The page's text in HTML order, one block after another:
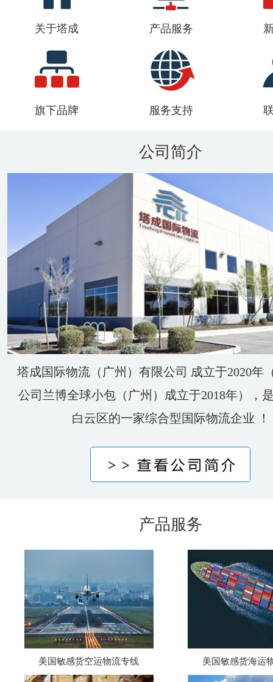
关于塔成 产品服务
旗下品牌 服务支持
公司简介
塔成国际物流（广州）有限公司 成立于2020年
公司兰博全球小包（广州）成立于2018年），
白云区的一家综合型国际物流企业 ！
产品服务
美国敏感货空运物流专线 美国敏感货海运